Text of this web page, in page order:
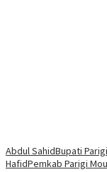
Abdul SahidBupati
HafidPemkab Parigi